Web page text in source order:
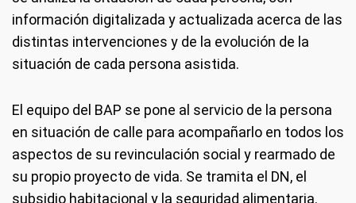
información digitalizada y actualizada acerca de las
distintas intervenciones y de la evolución de la
situación de cada persona asistida.
El equipo del BAP se pone al servicio de la persona
en situación de calle para acompañarlo en todos los
aspectos de su revinculación social y rearmado de
su propio proyecto de vida. Se tramita el DN, el
subsidio habitacional y la seguridad alimentaria.